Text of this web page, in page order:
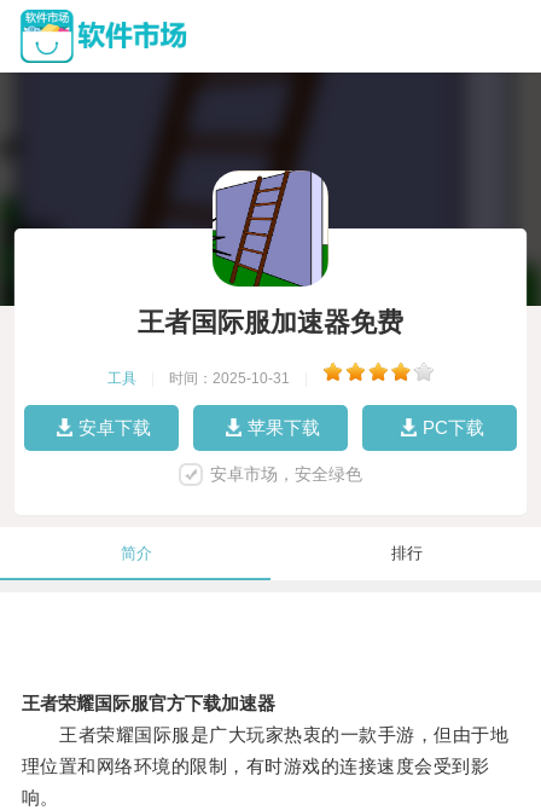
王者国际服加速器免费
工具 时间：2025-10-31
安卓下载 苹果下载 PC下载
安卓市场，安全绿色
简介 排行
王者荣耀国际服官方下载加速器
王者荣耀国际服是广大玩家热衷的一款手游，但由于地
理位置和网络环境的限制，有时游戏的连接速度会受到影
响。